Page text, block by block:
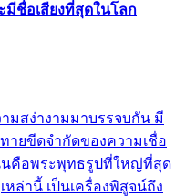
ชื่อเสียงที่สุดในโลก
มสง่างามมาบรรจบกัน มี
ายขีดจำกัดของความเชื่อ
นคือพระพุทธรูปที่ใหญ่ที่สุด
ล่านี้ เป็นเครื่องพิสูจน์ถึง